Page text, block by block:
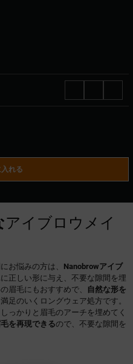
れる
アイブロウメイ
お悩みの方は、 Nanobrowアイブ
正しい形に与え、不要な隙間を埋
眉毛にもおすすめで、
自然な形を
足のいくロングウェア処方です。
っかりと眉毛のアーチを埋めてく
を再現できるので、不要な隙間を